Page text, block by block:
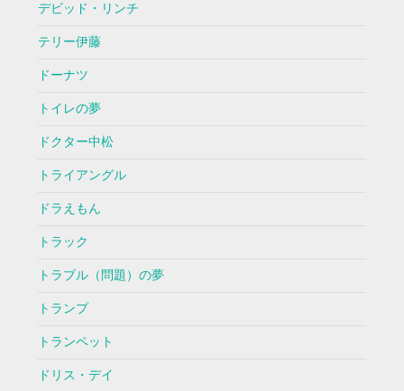
デビッド・リンチ
テリー伊藤
ドーナツ
トイレの夢
ドクター中松
トライアングル
ドラえもん
トラック
トラブル（問題）の夢
トランプ
トランペット
ドリス・デイ